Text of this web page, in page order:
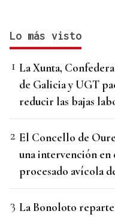
Lo más visto
La Xunta,
de Galicia y UGT
reducir las bajas
El Concello de
una intervención en
procesado avícola
La Bonoloto